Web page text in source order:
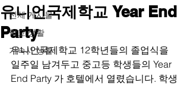
전체 게시물
학교 생활
기숙사 생활
유니언국제학교 Year End
Party
유니언국제학교 12학년들의 졸업식을
일주일 남겨두고 중고등 학생들의 Year
End Party 가 호텔에서 열렸습니다. 학생